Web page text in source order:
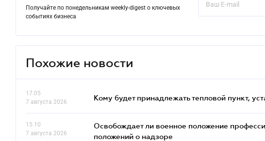
Получайте по понедельникам weekly-digest о ключевых
событиях бизнеса
Похожие новости
17.05
7 августа 2026
Кому будет принадлежать тепловой пункт,
15.10
7 августа 2026
Освобождает ли военное положение
положений о надзоре